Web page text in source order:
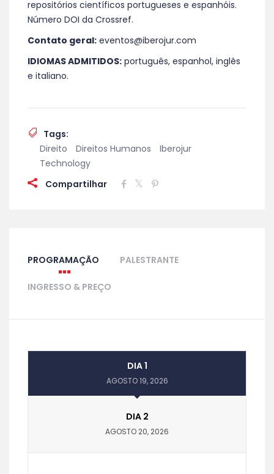
repositórios científicos portugueses e espanhóis.
Número DOI da Crossref.
Contato geral: eventos@iberojur.com
IDIOMAS ADMITIDOS: português, espanhol, inglês
e italiano.
Tags:
Direito
Direitos Humanos
Iberojur
Technology
Compartilhar
PROGRAMAÇÃO PALESTRANTE
INGRESSO & PREÇO
DIA 1
AGOSTO 19, 2026
DIA 2
AGOSTO 20, 2026